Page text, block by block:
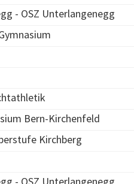
- OSZ Unterlangenegg
Bern-Kirchenfeld
Kirchberg